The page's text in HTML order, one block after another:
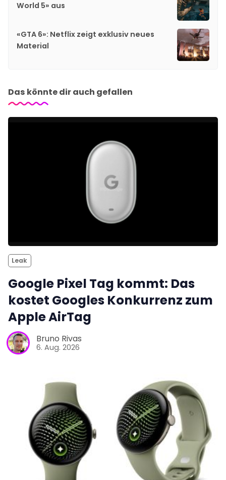
World 5» aus
«GTA 6»: Netflix zeigt exklusiv neues
Material
Das könnte dir auch gefallen
Leak
Google Pixel Tag kommt: Das
kostet Googles Konkurrenz zum
Apple AirTag
Bruno Rivas
6. Aug. 2026